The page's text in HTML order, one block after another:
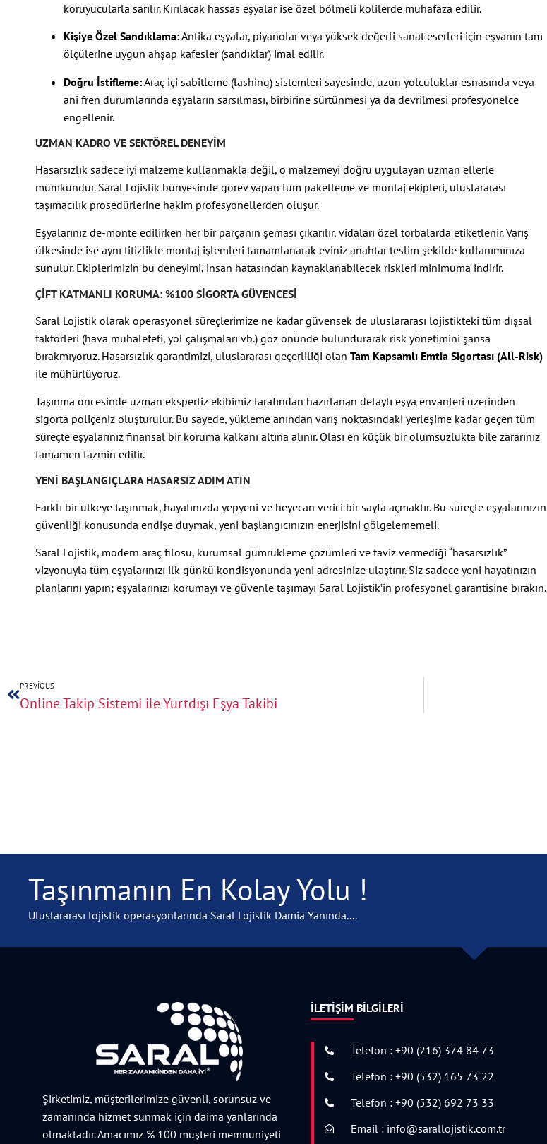
koruyucularla sarılır. Kırılacak hassas eşyalar ise özel bölmeli kolilerde muhafaza edilir.
Kişiye Özel Sandıklama:Antika eşyalar, piyanolar veya yüksek değerli sanat eserleri için eşyanın tam
ölçülerine uygun ahşap kafesler (sandıklar) imal edilir.
Doğru İstifleme:Araç içi sabitleme (lashing) sistemleri sayesinde, uzun yolculuklar esnasında veya
ani fren durumlarında eşyaların sarsılması, birbirine sürtünmesi ya da devrilmesi profesyonelce
engellenir.
UZMAN KADRO VE SEKTÖREL DENEYIM
Hasarsızlık sadece iyi malzeme kullanmakla değil, o malzemeyi doğru uygulayan uzman ellerle
mümkündür. Saral Lojistik bünyesinde görev yapan tüm paketleme ve montaj ekipleri, uluslararası
taşımacılık prosedürlerine hakim profesyonellerden oluşur.
Eşyalarınız de-monte edilirken her bir parçanın şeması çıkarılır, vidaları özel torbalarda etiketlenir. Varış
ülkesinde ise aynı titizlikle montaj işlemleri tamamlanarak eviniz anahtar teslim şekilde kullanımınıza
sunulur. Ekiplerimizin bu deneyimi, insan hatasından kaynaklanabilecek riskleri minimuma indirir.
ÇIFT KATMANLI KORUMA: %100 SIGORTA GÜVENCESI
Saral Lojistik olarak operasyonel süreçlerimize ne kadar güvensek de uluslararası lojistikteki tüm dışsal
faktörleri (hava muhalefeti, yol çalışmaları vb.) göz önünde bulundurarak risk yönetimini şansa
bırakmıyoruz. Hasarsızlık garantimizi, uluslararası geçerliliği olan Tam Kapsamlı Emtia Sigortası (All-Risk)
ile mühürlüyoruz.
Taşınma öncesinde uzman ekspertiz ekibimiz tarafından hazırlanan detaylı eşya envanteri üzerinden
sigorta poliçeniz oluşturulur. Bu sayede, yükleme anından varış noktasındaki yerleşime kadar geçen tüm
süreçte eşyalarınız finansal bir koruma kalkanı altına alınır. Olası en küçük bir olumsuzlukta bile zararınız
tamamen tazmin edilir.
YENI BAŞLANGIÇLARA HASARSIZ ADIM ATIN
Farklı bir ülkeye taşınmak, hayatınızda yepyeni ve heyecan verici bir sayfa açmaktır. Bu süreçte eşyalarınızın
güvenliği konusunda endişe duymak, yeni başlangıcınızın enerjisini gölgelememeli.
Saral Lojistik, modern araç filosu, kurumsal gümrükleme çözümleri ve taviz vermediği “hasarsızlık”
vizyonuyla tüm eşyalarınızı ilk günkü kondisyonunda yeni adresinize ulaştırır. Siz sadece yeni hayatınızın
planlarını yapın; eşyalarınızı korumayı ve güvenle taşımayı Saral Lojistik’in profesyonel garantisine bırakın.
PREVIOUS
Online Takip Sistemi ile Yurtdışı Eşya Takibi
Taşınmanın En Kolay Yolu !
Uluslararası lojistik operasyonlarında Saral Lojistik Damia Yanında....
Şirketimiz, müşterilerimize güvenli, sorunsuz ve
zamanında hizmet sunmak için daima yanlarında
olmaktadır. Amacımız % 100 müşteri memnuniyeti
İLETIŞIM BILGILERI
Telefon : +90 (216) 374 84 73
Telefon : +90 (532) 165 73 22
Telefon : +90 (532) 692 73 33
Email : info@sarallojistik.com.tr